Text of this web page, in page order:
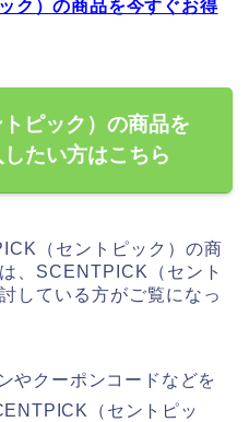
ク）の商品を今すぐお得
ピック）の商品を
たい方はこちら
（セントピック）の商
、SCENTPICK（セント
している方がご覧になっ
やクーポンコードなどを
（セントピッ